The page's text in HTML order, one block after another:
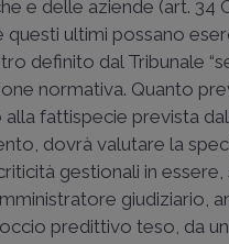
e delle aziende (art. 34
questi ultimi possano
definito dal Tribunale
normativa. Quanto
fattispecie prevista
dovrà valutare la
gestionali in essere,
giudiziario,
predittivo teso, da